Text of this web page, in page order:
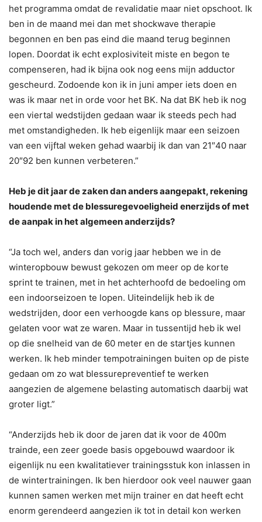
het programma omdat de revalidatie maar niet opschoot. Ik
ben in de maand mei dan met shockwave therapie
begonnen en ben pas eind die maand terug beginnen
lopen. Doordat ik echt explosiviteit miste en begon te
compenseren, had ik bijna ook nog eens mijn adductor
gescheurd. Zodoende kon ik in juni amper iets doen en
was ik maar net in orde voor het BK. Na dat BK heb ik nog
een viertal wedstijden gedaan waar ik steeds pech had
met omstandigheden. Ik heb eigenlijk maar een seizoen
van een vijftal weken gehad waarbij ik dan van 21″40 naar
20″92 ben kunnen verbeteren.”
Heb je dit jaar de zaken dan anders aangepakt, rekening
houdende met de blessuregevoeligheid enerzijds of met
de aanpak in het algemeen anderzijds?
“Ja toch wel, anders dan vorig jaar hebben we in de
winteropbouw bewust gekozen om meer op de korte
sprint te trainen, met in het achterhoofd de bedoeling om
een indoorseizoen te lopen. Uiteindelijk heb ik de
wedstrijden, door een verhoogde kans op blessure, maar
gelaten voor wat ze waren. Maar in tussentijd heb ik wel
op die snelheid van de 60 meter en de startjes kunnen
werken. Ik heb minder tempotrainingen buiten op de piste
gedaan om zo wat blessurepreventief te werken
aangezien de algemene belasting automatisch daarbij wat
groter ligt.”
“Anderzijds heb ik door de jaren dat ik voor de 400m
trainde, een zeer goede basis opgebouwd waardoor ik
eigenlijk nu een kwalitatiever trainingsstuk kon inlassen in
de wintertrainingen. Ik ben hierdoor ook veel nauwer gaan
kunnen samen werken met mijn trainer en dat heeft echt
enorm gerendeerd aangezien ik tot in detail kon werken